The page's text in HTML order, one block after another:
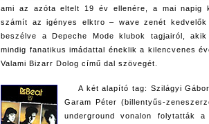
ami az azóta eltelt 19 év ellenére, a mai napig
számít az igényes elktro – wave zenét
beszélve a Depeche Mode klubok tagjairól,
mindig fanatikus imádattal éneklik a kilencvenes
Valami Bizarr Dolog című dal szövegét.
A két alapító tag: Szilágyi
Garam Péter (billentyűs-
underground vonalon folytatták